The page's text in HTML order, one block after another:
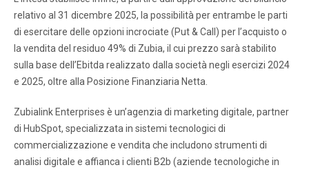
relativo al 31 dicembre 2025, la possibilità per entrambe le parti
di esercitare delle opzioni incrociate (Put & Call) per l’acquisto o
la vendita del residuo 49% di Zubia, il cui prezzo sarà stabilito
sulla base dell’Ebitda realizzato dalla società negli esercizi 2024
e 2025, oltre alla Posizione Finanziaria Netta.
Zubialink Enterprises è un’agenzia di marketing digitale, partner
di HubSpot, specializzata in sistemi tecnologici di
commercializzazione e vendita che includono strumenti di
analisi digitale e affianca i clienti B2b (aziende tecnologiche in